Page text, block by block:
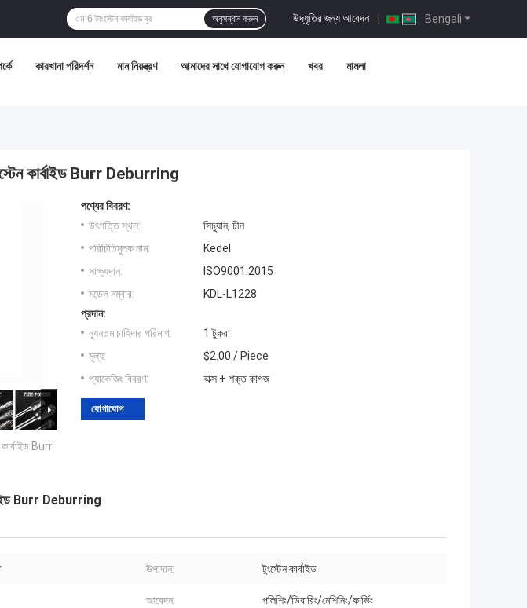
Bengali
উদ্ধৃতির জন্য আবেদন |
অনুসন্ধান করুন
কারখানা পরিদর্শন মান নিয়ন্ত্রণ আমাদের সাথে যোগাযোগ করুন খবর মামলা
কার্বাইড Burr Deburring
Burr
পণ্যের বিবরণ:
উৎপত্তি স্থল:
সিচুয়ান, চীন
পরিচিতিমুলক নাম:
Kedel
সাক্ষ্যদান:
ISO9001:2015
মডেল নম্বার:
KDL-L1228
প্রদান:
ন্যূনতম চাহিদার পরিমাণ:
1 টুকরা
মূল্য:
$2.00 / Piece
প্যাকেজিং বিবরণ:
বাক্স + শক্ত কাগজ
যোগাযোগ
Burr Deburring
উপাদান: টুংস্টেন কার্বাইড
আবেদন: পলিশিং/ডিবারিং/মেশিনিং/কার্ভিং